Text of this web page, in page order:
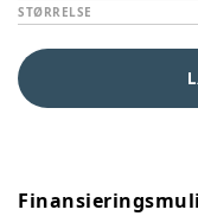
STØRRELSE